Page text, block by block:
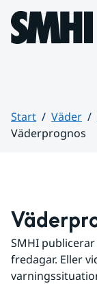
Hoppa till sidans
Start Väder
Väderprognos
SMHI
fredagar. Eller